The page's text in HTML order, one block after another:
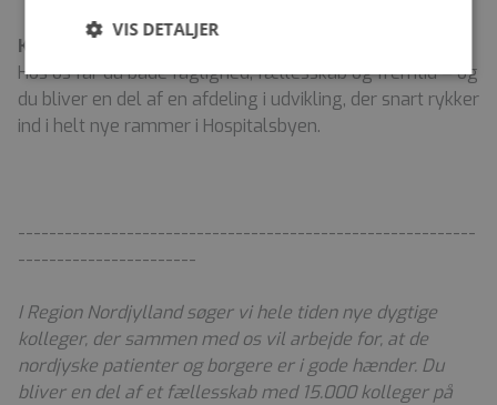
Kort sagt
Hos os får du både faglighed, fællesskab og fremtid – og
du bliver en del af en afdeling i udvikling, der snart rykker
ind i helt nye rammer i Hospitalsbyen.
-----------------------------------------------------------
-----------------------
I Region Nordjylland søger vi hele tiden nye dygtige
kolleger, der sammen med os vil arbejde for, at de
nordjyske patienter og borgere er i gode hænder. Du
bliver en del af et fællesskab med 15.000 kolleger på
VIS DETALJER